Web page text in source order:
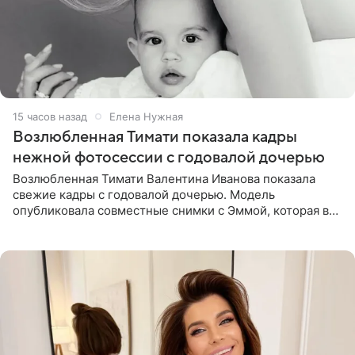
15 часов назад Елена Нужная
Возлюбленная Тимати показала кадры
нежной фотосессии с годовалой дочерью
Возлюбленная Тимати Валентина Иванова показала
свежие кадры с годовалой дочерью. Модель
опубликовала совместные снимки с Эммой, которая в